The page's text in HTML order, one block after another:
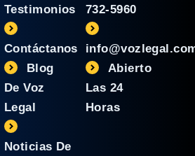
Testimonios
Contáctanos
Blog
De Voz
Legal
Noticias De
732-5960
Abierto
Las 24
Horas